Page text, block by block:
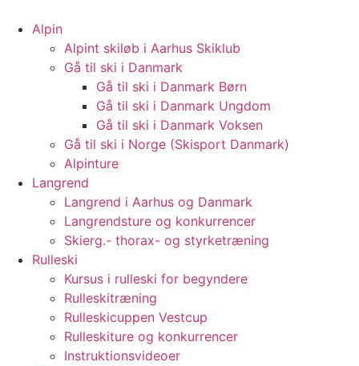
Alpin
Alpint skiløb i Aarhus Skiklub
Gå til ski i Danmark
Gå til ski i Danmark Børn
Gå til ski i Danmark Ungdom
Gå til ski i Danmark Voksen
Gå til ski i Norge (Skisport Danmark)
Alpinture
Langrend
Langrend i Aarhus og Danmark
Langrendsture og konkurrencer
Skierg.- thorax- og styrketræning
Rulleski
Kursus i rulleski for begyndere
Rulleskitræning
Rulleskicuppen Vestcup
Rulleskiture og konkurrencer
Instruktionsvideoer